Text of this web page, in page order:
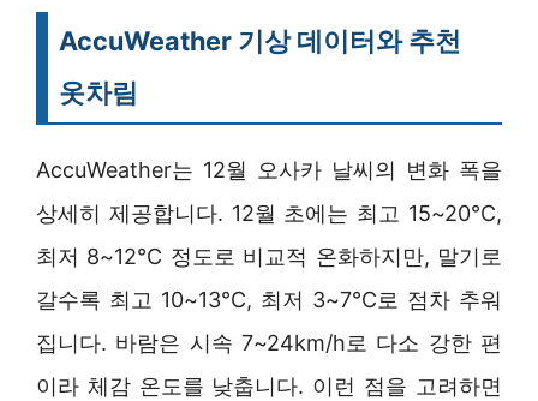
AccuWeather 기상 데이터와 추천
옷차림
AccuWeather는 12월 오사카 날씨의 변화 폭을
상세히 제공합니다. 12월 초에는 최고 15~20°C,
최저 8~12°C 정도로 비교적 온화하지만, 말기로
갈수록 최고 10~13°C, 최저 3~7°C로 점차 추워
집니다. 바람은 시속 7~24km/h로 다소 강한 편
이라 체감 온도를 낮춥니다. 이런 점을 고려하면